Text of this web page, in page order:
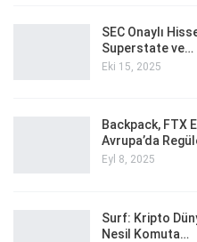
SEC Onaylı
Superstate ve…
Eki 15, 2025
Backpack, FTX
Avrupa’da
Eyl 8, 2025
Surf: Kripto
Nesil Komuta…